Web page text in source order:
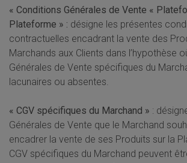
« Conditions Générales de Vente «
Plateforme » : désigne les présentes
contractuelles encadrant la vente des
Marchands aux Clients dans l’hypothèse
Générales de Vente spécifiques du
lacunaires ou absentes.
« CGV spécifiques du Marchand » :
Générales de Vente que le Marchand
encadrer la vente de ses Produits sur la
CGV spécifiques du Marchand peuvent